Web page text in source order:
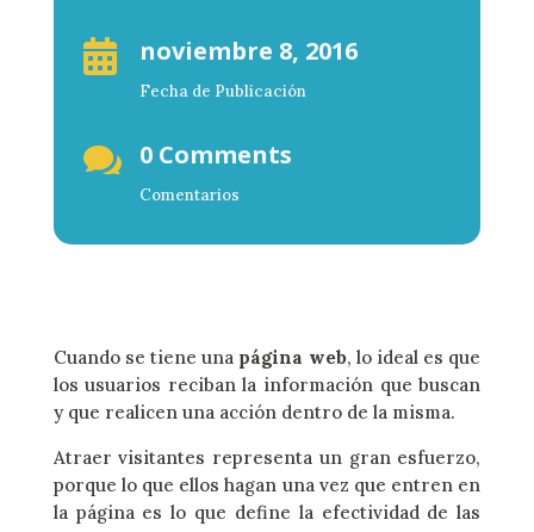
 noviembre 8, 2016
Fecha de Publicación
 0 Comments
Comentarios
Cuando se tiene una página web, lo ideal es que
los usuarios reciban la información que buscan
y que realicen una acción dentro de la misma.
Atraer visitantes representa un gran esfuerzo,
porque lo que ellos hagan una vez que entren en
la página es lo que define la efectividad de las